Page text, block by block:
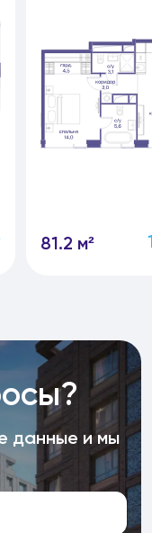
81.2 м²
данные и мы